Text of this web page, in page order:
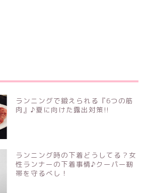
ランニングで鍛えられる『6つの筋
肉』♪夏に向けた露出対策!!
ランニング時の下着どうしてる？女
性ランナーの下着事情♪クーパー靭
帯を守るべし！